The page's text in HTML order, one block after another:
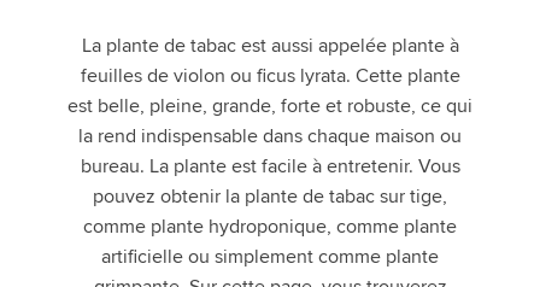
La plante de tabac est aussi appelée plante à
feuilles de violon ou ficus lyrata. Cette plante
est belle, pleine, grande, forte et robuste, ce qui
la rend indispensable dans chaque maison ou
bureau. La plante est facile à entretenir. Vous
pouvez obtenir la plante de tabac sur tige,
comme plante hydroponique, comme plante
artificielle ou simplement comme plante